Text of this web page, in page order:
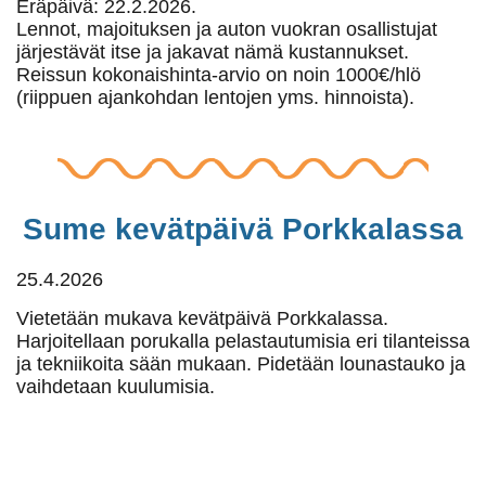
Eräpäivä: 22.2.2026.
Lennot, majoituksen ja auton vuokran osallistujat
järjestävät itse ja jakavat nämä kustannukset.
Reissun kokonaishinta-arvio on noin 1000€/hlö
(riippuen ajankohdan lentojen yms. hinnoista).
Sume kevätpäivä Porkkalassa
25.4.2026
Vietetään mukava kevätpäivä Porkkalassa.
Harjoitellaan porukalla pelastautumisia eri tilanteissa
ja tekniikoita sään mukaan. Pidetään lounastauko ja
vaihdetaan kuulumisia.